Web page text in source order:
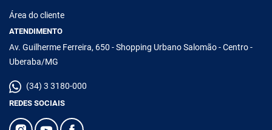
Área do cliente
ATENDIMENTO
Av. Guilherme Ferreira, 650 - Shopping Urbano Salomão - Centro -
Uberaba/MG
(34) 3 3180-000
REDES SOCIAIS